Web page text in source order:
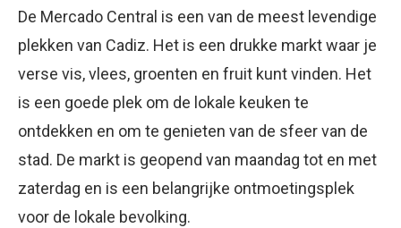
De Mercado Central is een van de meest levendige
plekken van Cadiz. Het is een drukke markt waar je
verse vis, vlees, groenten en fruit kunt vinden. Het
is een goede plek om de lokale keuken te
ontdekken en om te genieten van de sfeer van de
stad. De markt is geopend van maandag tot en met
zaterdag en is een belangrijke ontmoetingsplek
voor de lokale bevolking.